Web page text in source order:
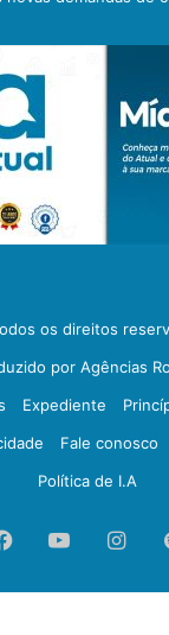
os direitos
por Agências
Expediente
Fale conosco
Política de I.A
FacebookYouTube